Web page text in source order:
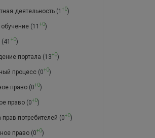
деятельность(1 +0)
обучение(11 +0)
(41 +0)
портала (13+0)
процесс (0+0)
право(0+0)
право(0+0)
потребителей (0+0)
право(0+0)